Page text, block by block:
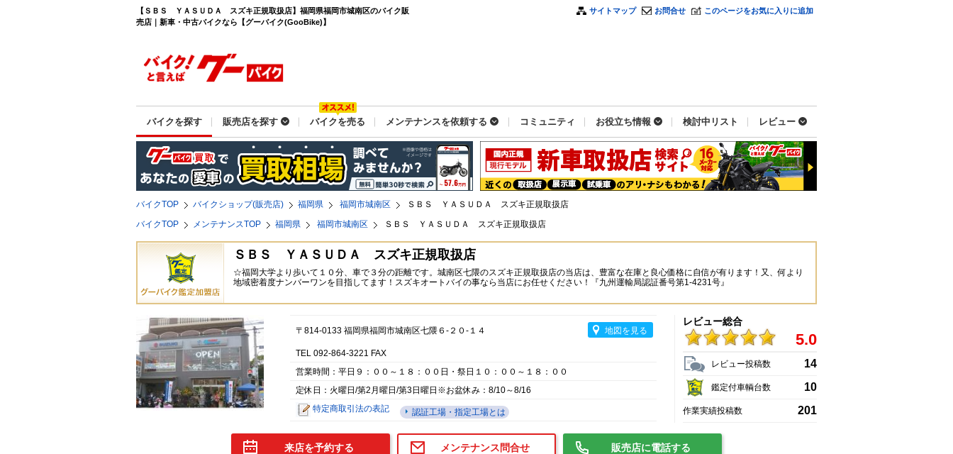
【ＳＢＳ ＹＡＳＵＤＡ スズキ正規取扱店】福岡県福岡市城南区のバイク販
売店｜新車・中古バイクなら【グーバイク(GooBike)】
サイトマップ お問合せ このページをお気に入りに追加
バイクを探す 販売店を探す バイクを売る メンテナンスを依頼する コミュニティ お役立ち情報 検討中リスト レビュー
バイクTOP バイクショップ(販売店) 福岡県 福岡市城南区
ＳＢＳ ＹＡＳＵＤＡ スズキ正規取扱店
バイクTOP
メンテナンスTOP 福岡県 福岡市城南区 ＳＢＳ ＹＡＳＵＤＡ スズキ正規取扱店
ＳＢＳ ＹＡＳＵＤＡ スズキ正規取扱店
☆福岡大学より歩いて１０分、車で３分の距離です。城南区七隈のスズキ正規取扱店の当店は、豊富な在庫と良心価格に自信が有ります！又、何より
地域密着度ナンバーワンを目指してます！スズキオートバイの事なら当店にお任せください！『九州運輸局認証番号第1-4231号』
〒814-0133 福岡県福岡市城南区七隈６-２０-１４ 地図を見る
TEL 092-864-3221 FAX
営業時間：平日９：００～１８：００日・祭日１０：００～１８：００
定休日：火曜日/第2月曜日/第3日曜日※お盆休み：8/10～8/16
特定商取引法の表記
認証工場・指定工場とは
レビュー総合
5.0
レビュー投稿数 14
鑑定付車輌台数 10
作業実績投稿数 201
来店を予約する メンテナンス問合せ 販売店に電話する